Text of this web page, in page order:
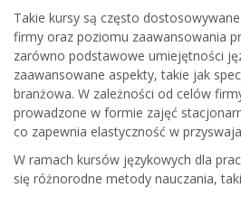
Takie kursy są często
firmy oraz poziomu zaawansowania
zarówno podstawowe umiejętności
zaawansowane aspekty, takie jak
branżowa. W zależności od celów
prowadzone w formie zajęć
co zapewnia elastyczność w
W ramach kursów językowych dla
się różnorodne metody nauczania,